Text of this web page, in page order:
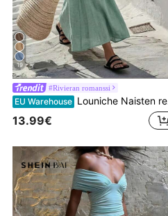
19
#Rivieran romanssi
EU Warehouse Louniche Naisten rento oliivinvihreä hihaton mekko ristikkäin vyötäröllä, minimalistinen tyyli, joka esittelee eleganssia, sopii arkikäyttöön, iltapäiväteelle, rennoille kokoontumisille ja kevyelle työmatkalle
13.99€